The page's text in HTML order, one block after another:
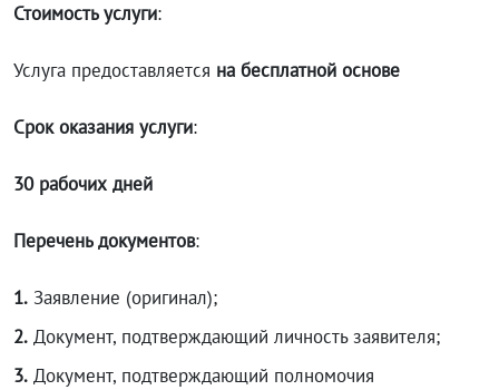
Стоимость услуги:
Услуга предоставляется на бесплатной основе
Срок оказания услуги:
30 рабочих дней
Перечень документов:
1. Заявление (оригинал);
2. Документ, подтверждающий личность заявителя;
3. Документ, подтверждающий полномочия